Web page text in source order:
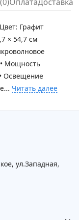
ОплатаДоставка
Графит
× 54,7 см
• Мощность
Освещение
Читать далее
ул.Западная,